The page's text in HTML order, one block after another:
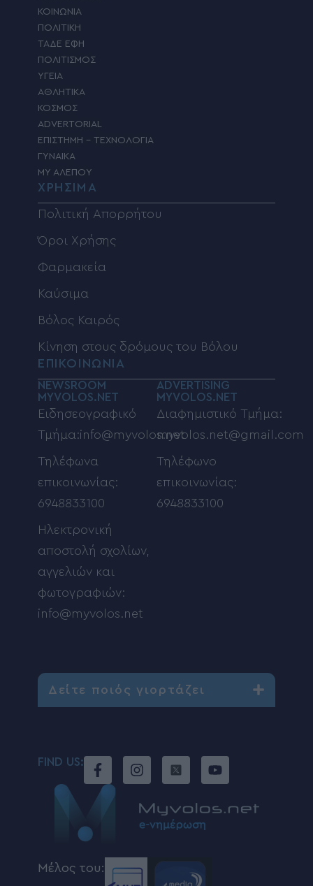
ΚΟΙΝΩΝΙΑ
ΠΟΛΙΤΙΚΗ
ΤΑΔΕ ΕΦΗ
ΠΟΛΙΤΙΣΜΟΣ
ΥΓΕΙΑ
ΑΘΛΗΤΙΚΑ
ΚΟΣΜΟΣ
ADVERTORIAL
ΕΠΙΣΤΗΜΗ – ΤΕΧΝΟΛΟΓΙΑ
ΓΥΝΑΙΚΑ
MY ΑΛΕΠΟΥ
ΧΡΗΣΙΜΑ
Πολιτική Απορρήτου
Όροι Χρήσης
Φαρμακεία
Καύσιμα
Βόλος Καιρός
Κίνηση στους δρόμους του Βόλου
ΕΠΙΚΟΙΝΩΝΙΑ
NEWSROOM
MYVOLOS.NET
Ειδησεογραφικό
Τμήμα:info@myvolos.net
Τηλέφωνα
επικοινωνίας:
6948833100
Ηλεκτρονική
αποστολή σχολίων,
αγγελιών και
φωτογραφιών:
info@myvolos.net
ADVERTISING
MYVOLOS.NET
Διαφημιστικό Τμήμα:
myvolos.net@gmail.com
Τηλέφωνο
επικοινωνίας:
6948833100
Δείτε ποιός γιορτάζει
FIND US:
Μέλος του: